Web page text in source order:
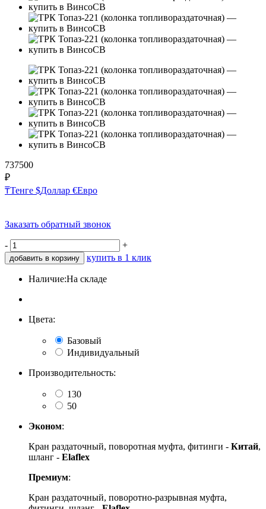
737500
₽
₸Тенге $Доллар €Евро
Заказать обратный звонок
- +
добавить в корзину купить в 1 клик
Наличие:На складе
Цвета:
Базовый
Индивидуальный
Производительность:
130
50
Эконом:
Кран раздаточный, поворотная муфта, фитинги - Китай,
шланг - Elaflex
Премиум:
Кран раздаточный, поворотно-разрывная муфта,